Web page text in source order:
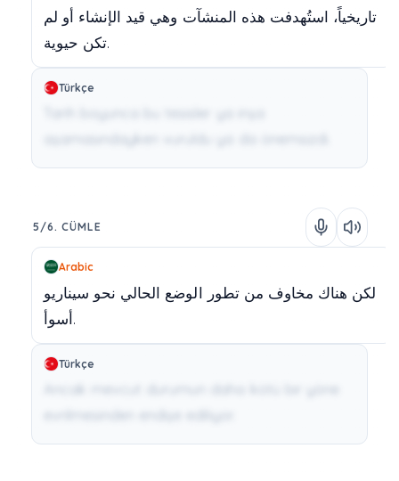
تاريخياً، استُهدفت هذه المنشآت وهي قيد الإنشاء أو لم
تكنحيوية.
Türkçe
5/6. CÜMLE
Arabic
لكن هناك مخاوف من تطور الوضع الحالي نحو سيناريو
أسوأ.
Türkçe